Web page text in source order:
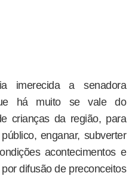
imerecida a senadora
há muito se vale do
crianças da região, para
enganar, subverter
acontecimentos e
difusão de preconceitos